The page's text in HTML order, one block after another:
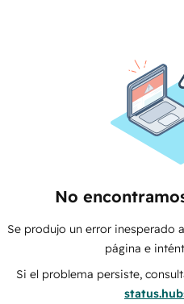
No
Se produjo un error inesperado
página e
Si el problema persiste,